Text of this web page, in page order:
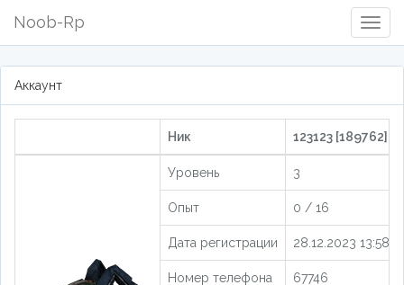
Noob-Rp
Аккаунт
Ник 123123 [189762]
Уровень 3
Опыт 0 / 16
Дата регистрации 28.12.2023 13:58:13
Номер телефона 67746